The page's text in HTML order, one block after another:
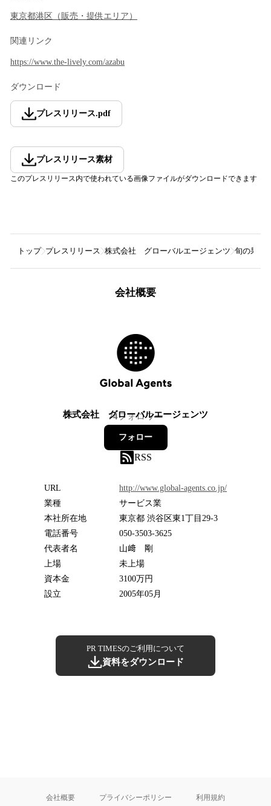
東京都港区 （ 販売・提供エリア ）
関連リンク
https://www.the-lively.com/azabu
ダウンロード
プレスリリース.pdf
プレスリリース素材
このプレスリリース内で使われている画像ファイルがダウンロードできます
トップ プレスリリース 株式会社 グローバルエージェンツ 旬の果物
会社概要
株式会社 グローバルエージェンツ
74フォロワー
フォロー
RSS
URL
http://www.global-agents.co.jp/
業種
サービス業
本社所在地
東京都 渋谷区東1丁目29-3
電話番号
050-3503-3625
代表者名
山﨑 剛
上場
未上場
資本金
3100万円
設立
2005年05月
PR TIMESのご利用について
資料をダウンロード
会社概要 プライバシーポリシー 利用規約